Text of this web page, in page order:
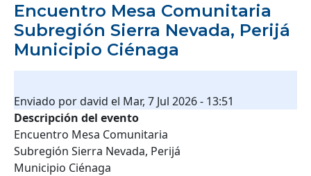
Encuentro Mesa Comunitaria
Subregión Sierra Nevada, Perijá
Municipio Ciénaga
Enviado pordavid el Mar, 7 Jul 2026 - 13:51
Descripción del evento
Encuentro Mesa Comunitaria
Subregión Sierra Nevada, Perijá
Municipio Ciénaga